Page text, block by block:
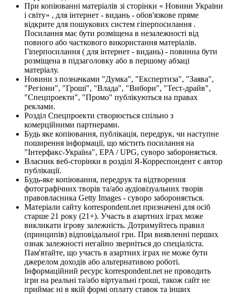
При копіюванні матеріалів зі сторінки « Новини України
і світу» , для інтернет - видань - обов'язкове пряме
відкрите для пошукових систем гіперпосилання .
Посилання має бути розміщена в незалежності від
повного або часткового використання матеріалів.
Гіперпосилання ( для інтернет - видань) - повинна бути
розміщена в підзаголовку або в першому абзаці
матеріалу.
Новини з позначками "Думка", "Експертиза", "Заява",
"Регіони", "Гроші", "Влада", "Вибори", "Тест-драйв",
"Спецпроекти", "Промо" публікуються на правах
реклами.
Розділ Спецпроекти створюється спільно з
комерційними партнерами.
Будь яке копіювання, публікація, передрук, чи наступне
поширення інформації, що містить посилання на
"Інтерфакс-Україна", EPA / UPG, суворо забороняється.
Власник веб-сторінки в розділі Я-Корреспондент є автор
публікації.
Будь-яке копіювання, передрук та відтворення
фотографічних творів та/або аудіовізуальних творів
правовласника Getty Images - суворо забороняється.
Матеріали сайту korrespondent.net призначені для осіб
старше 21 року (21+). Участь в азартних іграх може
викликати ігрову залежність. Дотримуйтесь правил
(принципів) відповідальної гри. При виявленні перших
ознак залежності негайно зверніться до спеціаліста.
Пам'ятайте, що участь в азартних іграх не може бути
джерелом доходів або альтернативою роботі.
Інформаційний ресурс korrespondent.net не проводить
ігри на реальні та/або віртуальні гроші, також сайт не
приймає ні в якій формі оплату ставок та інших